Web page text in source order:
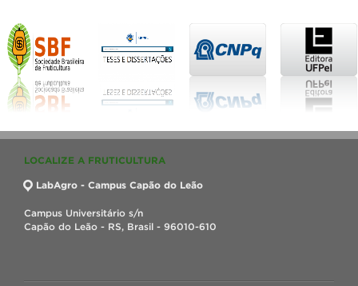
LOCALIZE A FRUTICULTURA
LabAgro - Campus Capão do Leão
Campus Universitário s/n
Capão do Leão - RS, Brasil - 96010-610